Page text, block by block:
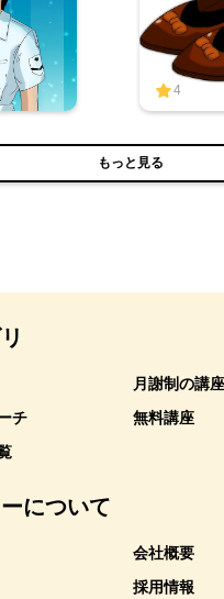
4
もっと見る
月謝制の講
チ
無料講座
について
会社概要
採用情報